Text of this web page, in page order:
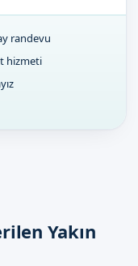
randevu
hizmeti
Yakın